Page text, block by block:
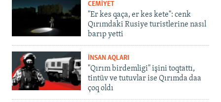
CEMİYET
"Er kes qaça, er kes kete": cenk
Qırımdaki Rusiye turistlerine nasıl
barıp yetti
İNSAN AQLARI
"Qırım birdemligi" işini toqtattı,
tintüv ve tutuvlar ise Qırımda daa
çoq oldı